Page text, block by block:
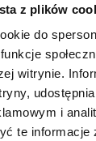
z plików
do
witrynie.
i
te informacje
00 43 1 526 09 90
0043 1 526 09 92
Vídeň
http://
0043 1 526 09 92